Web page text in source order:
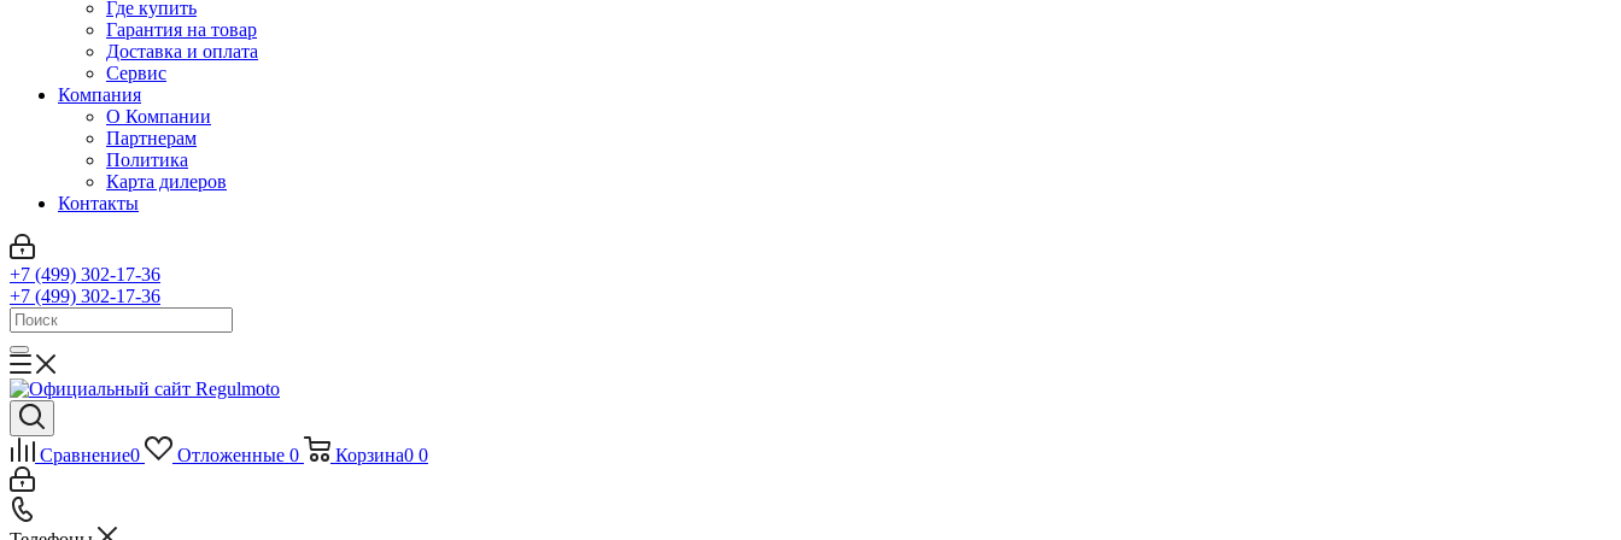
Где купить
Гарантия на товар
Доставка и оплата
Сервис
Компания
О Компании
Партнерам
Политика
Карта дилеров
Контакты
+7 (499) 302-17-36
+7 (499) 302-17-36
Сравнение0 Отложенные 0 Корзина0 0